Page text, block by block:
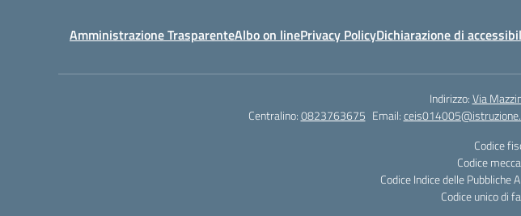
Amministrazione TrasparenteAlbo on linePrivacy PolicyDichiarazione di
Indirizzo:Via
Centralino:0823763675 Email:
Codice
Codice
Codice Indice delle Pubbliche
Codice unico di